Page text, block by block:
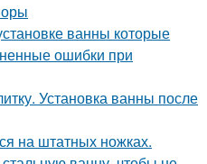
ванны которые
ошибки при
Установка ванны после
на штатных ножках.